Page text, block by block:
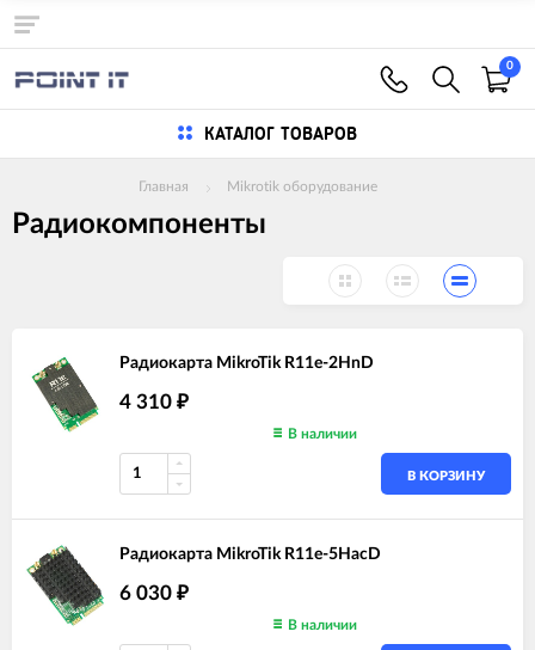
0
КАТАЛОГ ТОВАРОВ
Главная Mikrotik оборудование
Радиокомпоненты
Радиокарта MikroTik R11e-2HnD
4 310 ₽
В наличии
В КОРЗИНУ
Радиокарта MikroTik R11e-5HacD
6 030 ₽
В наличии